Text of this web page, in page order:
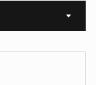
Sort